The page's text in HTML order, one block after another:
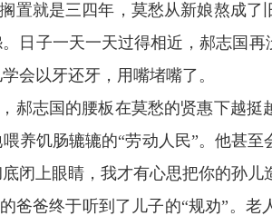
置就是三四年，莫愁从新娘熬成
日子一天一天过得相近，郝志国
会以牙还牙，用嘴堵嘴了。
郝志国的腰板在莫愁的贤惠下越
养饥肠辘辘的“劳动人民”。他甚
闭上眼睛，我才有心思把你的孙儿
爸爸终于听到了儿子的“规劝”。